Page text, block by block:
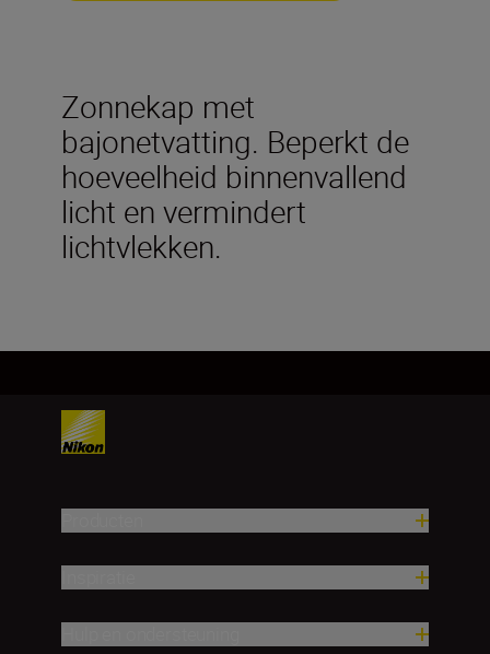
Zonnekap met
bajonetvatting. Beperkt de
hoeveelheid binnenvallend
licht en vermindert
lichtvlekken.